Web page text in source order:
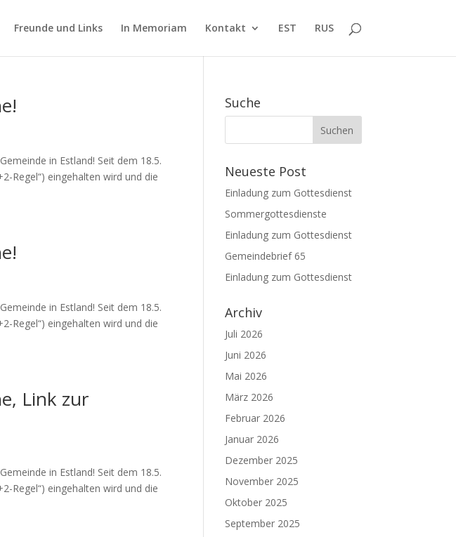
Freunde und Links In Memoriam Kontakt EST RUS
in Estland! Seit dem 18.5.
Regel“) eingehalten wird und die
in Estland! Seit dem 18.5.
Regel“) eingehalten wird und die
Link zur
in Estland! Seit dem 18.5.
Regel“) eingehalten wird und die
Suche
Neueste Post
Einladung zum Gottesdienst
Sommergottesdienste
Einladung zum Gottesdienst
Gemeindebrief 65
Einladung zum Gottesdienst
Archiv
Juli 2026
Juni 2026
Mai 2026
März 2026
Februar 2026
Januar 2026
Dezember 2025
November 2025
Oktober 2025
September 2025